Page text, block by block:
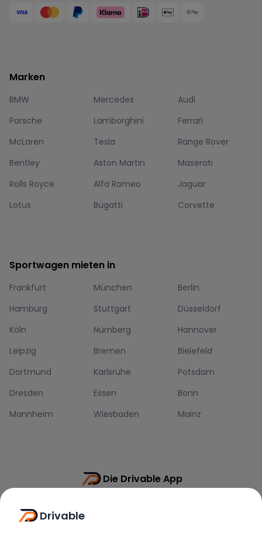
Marken
BMW Mercedes
Audi
Porsche
Lamborghini
Ferrari
McLaren
Tesla
Range Rover
Bentley
Aston Martin
Maserati
Rolls Royce
Alfa Romeo
Jaguar
Lotus
Bugatti Corvette
Sportwagen mieten in
Frankfurt München
Berlin
Hamburg
Stuttgart
Düsseldorf
Köln
Nürnberg
Hannover
Leipzig
Bremen
Bielefeld
Dortmund
Karlsruhe
Potsdam
Dresden
Essen
Bonn
Mannheim
Wiesbaden Mainz
Die Drivable App
Drivable